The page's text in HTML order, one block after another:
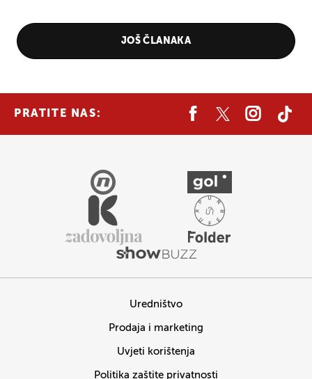
JOŠ ČLANAKA
PRATITE NAS:
Uredništvo
Prodaja i marketing
Uvjeti korištenja
Politika zaštite privatnosti